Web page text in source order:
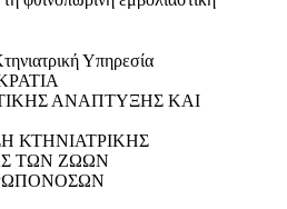
Υπηρεσία
ΑΝΑΠΤΥΞΗΣ ΚΑΙ
ΚΤΗΝΙΑΤΡΙΚΗΣ
ΤΩΝ ΖΩΩΝ